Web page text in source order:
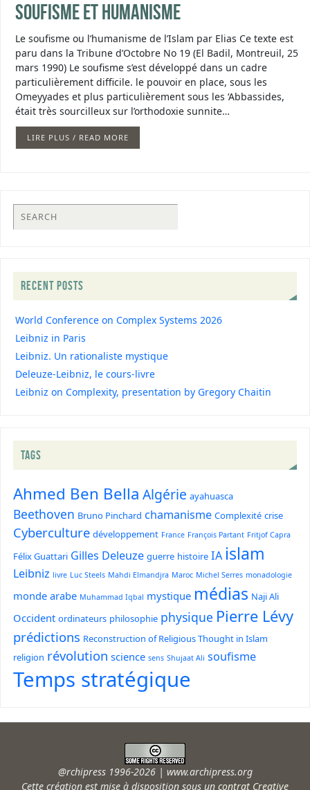
Soufisme et humanisme
Le soufisme ou l’humanisme de l’Islam par Elias Ce texte est
paru dans la Tribune d’Octobre No 19 (El Badil, Montreuil, 25
mars 1990) Le soufisme s’est développé dans un cadre
particulièrement difficile. le pouvoir en place, sous les
Omeyyades et plus particulièrement sous les ‘Abbassides,
était très sourcilleux sur l’orthodoxie sunnite…
LIRE PLUS / READ MORE
RECENT POSTS
World Conference on Complex Systems 2026
Leibniz in Paris
Leibniz. Un rationaliste mystique
Deleuze-Leibniz, le cours-livre
Leibniz on Complexity, presentation by Gregory Chaitin
TAGS
Ahmed Ben Bella Algérie ayahuasca
Beethoven Bruno Pinchard chamanisme Complexité crise
Cyberculture développement France François Partant Fritjof Capra
Félix Guattari Gilles Deleuze guerre histoire IA islam
Leibniz livre Luc Steels Mahdi Elmandjra Maroc Michel Serres monadologie
monde arabe Muhammad Iqbal mystique médias Naji Ali
Occident ordinateurs philosophie physique Pierre Lévy
prédictions Reconstruction of Religious Thought in Islam
religion révolution science sens Shujaat Ali soufisme
Temps stratégique
@rchipress 1996-2026 | www.archipress.org
Cette création est mise à disposition sous un contrat Creative